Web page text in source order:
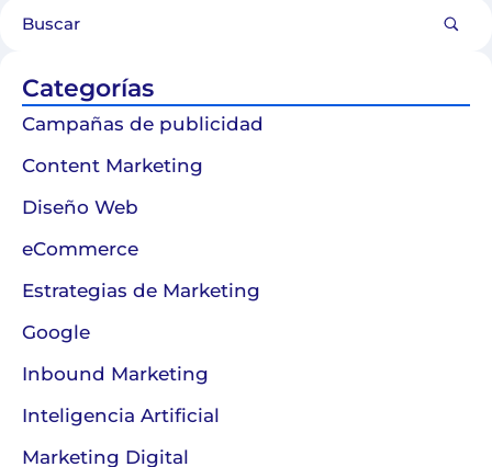
Categorías
Campañas de publicidad
Content Marketing
Diseño Web
eCommerce
Estrategias de Marketing
Google
Inbound Marketing
Inteligencia Artificial
Marketing Digital